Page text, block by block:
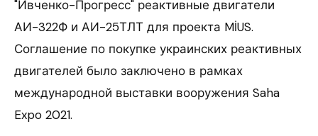
"Ивченко-Прогресс" реактивные двигатели
АИ-322Ф и АИ-25ТЛТ для проекта MİUS.
Соглашение по покупке украинских реактивных
двигателей было заключено в рамках
международной выставки вооружения Saha
Expo 2021.